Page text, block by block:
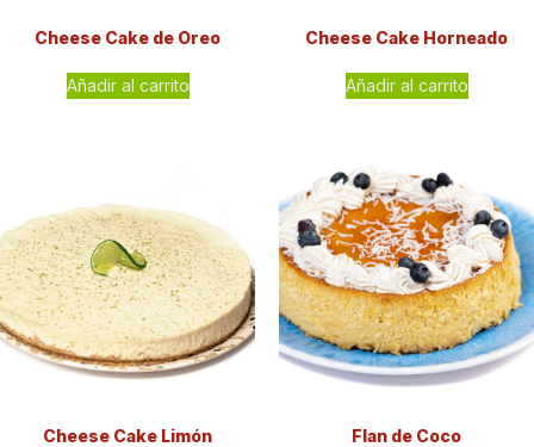
Cheese Cake de Oreo
Añadir al carrito
Cheese Cake Horneado
Añadir al carrito
Cheese Cake Limón Flan de Coco